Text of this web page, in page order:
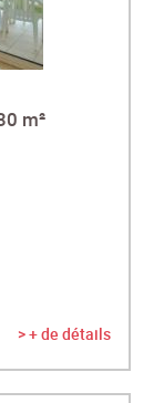
m²
> + de détails